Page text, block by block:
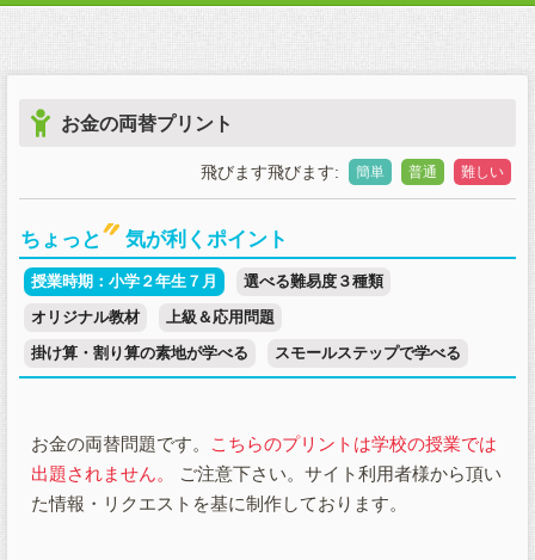
お金の両替プリント
難しい
普通
簡単
飛びます飛びます:
ちょっと 気が利くポイント
授業時期：小学２年生７月
選べる難易度３種類
オリジナル教材
上級＆応用問題
掛け算・割り算の素地が学べる
スモールステップで学べる
お金の両替問題です。
こちらのプリントは学校の授業では
出題されません。
ご注意下さい。サイト利用者様から頂い
た情報・リクエストを基に制作しております。